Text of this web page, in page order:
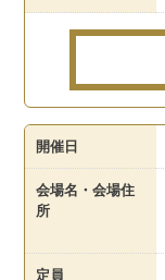
開催日
会場名・会場住
所
定員